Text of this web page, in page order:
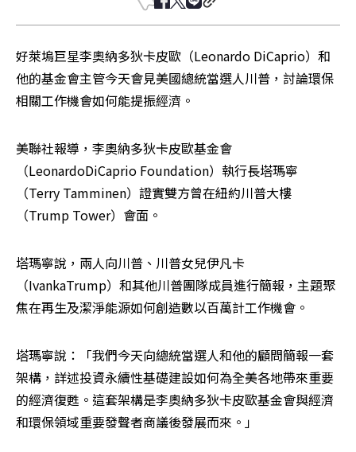
好萊塢巨星李奧納多狄卡皮歐（Leonardo DiCaprio）和
他的基金會主管今天會見美國總統當選人川普，討論環保
相關工作機會如何能提振經濟。
美聯社報導，李奧納多狄卡皮歐基金會
（LeonardoDiCaprio Foundation）執行長塔瑪寧
（Terry Tamminen）證實雙方曾在紐約川普大樓
（Trump Tower）會面。
塔瑪寧說，兩人向川普、川普女兒伊凡卡
（IvankaTrump）和其他川普團隊成員進行簡報，主題聚
焦在再生及潔淨能源如何創造數以百萬計工作機會。
塔瑪寧說：「我們今天向總統當選人和他的顧問簡報一套
架構，詳述投資永續性基礎建設如何為全美各地帶來重要
的經濟復甦。這套架構是李奧納多狄卡皮歐基金會與經濟
和環保領域重要發聲者商議後發展而來。」